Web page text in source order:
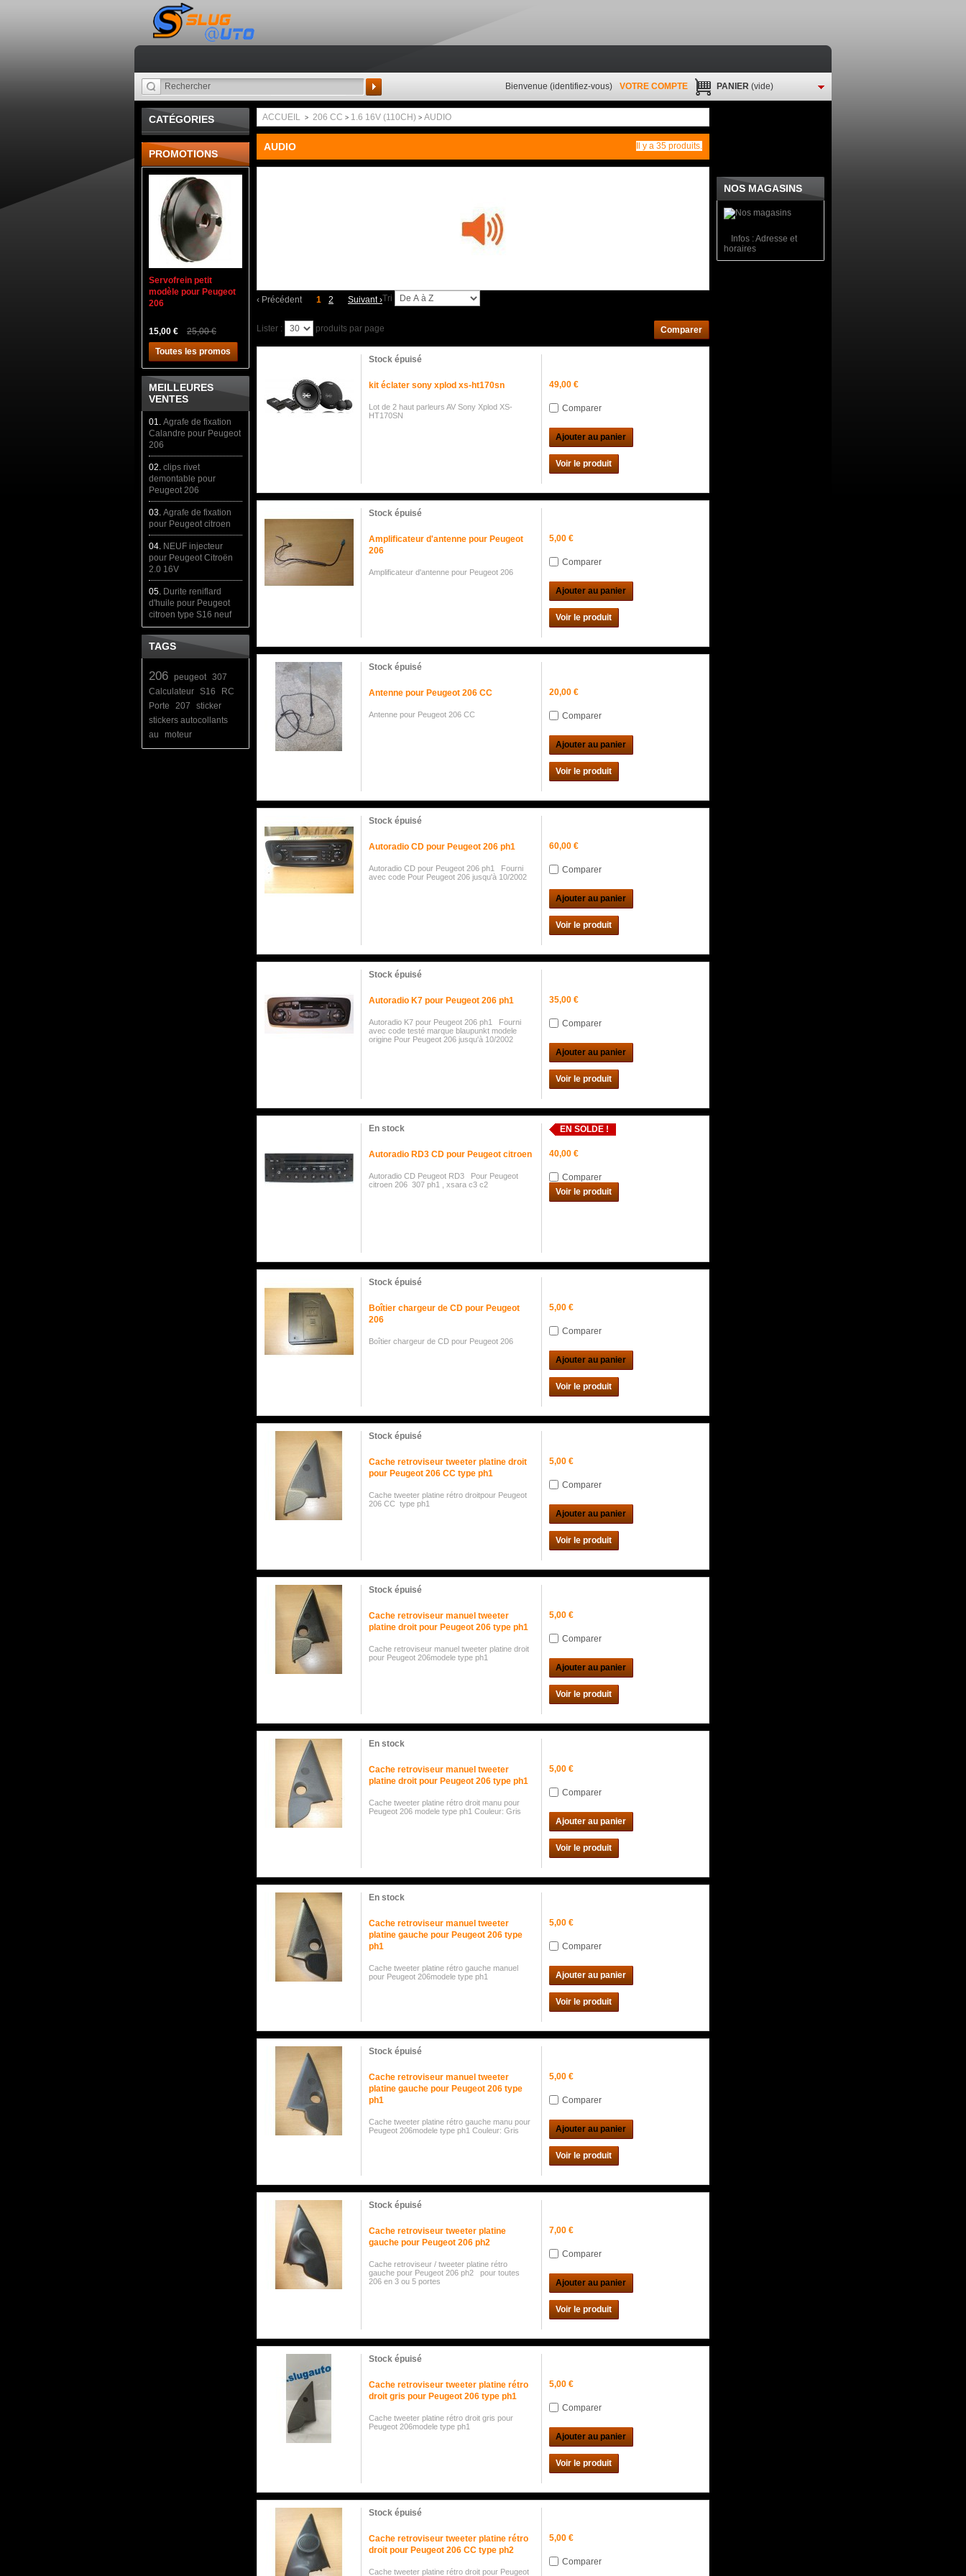
Rechercher
Bienvenue (identifiez-vous) VOTRE COMPTE PANIER (vide)
CATÉGORIES
PROMOTIONS
Servofrein petit
modèle pour Peugeot
206
15,00 €
25,00 €
Toutes les promos
MEILLEURES
VENTES
01. Agrafe de fixation
Calandre pour Peugeot
206
02. clips rivet
demontable pour
Peugeot 206
03. Agrafe de fixation
pour Peugeot citroen
04. NEUF injecteur
pour Peugeot Citroën
2.0 16V
05. Durite reniflard
d'huile pour Peugeot
citroen type S16 neuf
TAGS
206 peugeot 307
Calculateur S16
RC
Porte
207
sticker
stickers autocollants
au
moteur
ACCUEIL > 206 CC > 1.6 16V (110CH) > AUDIO
AUDIO Il y a 35 produits.
‹ Précédent 1 2 Suivant›Tri
Lister : produits par page
Stock épuisé
kit éclater sony xplod xs-ht170sn
Lot de 2 haut parleurs AV Sony Xplod XS-
HT170SN
49,00 €
Comparer
Ajouter au panier
Voir le produit
Stock épuisé
Amplificateur d'antenne pour Peugeot
206
Amplificateur d'antenne pour Peugeot 206
5,00 €
Comparer
Ajouter au panier
Voir le produit
Stock épuisé
Antenne pour Peugeot 206 CC
Antenne pour Peugeot 206 CC
20,00 €
Comparer
Ajouter au panier
Voir le produit
Stock épuisé
Autoradio CD pour Peugeot 206 ph1
Autoradio CD pour Peugeot 206 ph1 Fourni
avec code Pour Peugeot 206 jusqu'à 10/2002
60,00 €
Comparer
Ajouter au panier
Voir le produit
Stock épuisé
Autoradio K7 pour Peugeot 206 ph1
Autoradio K7 pour Peugeot 206 ph1 Fourni
avec code testé marque blaupunkt modele
origine Pour Peugeot 206 jusqu'à 10/2002
35,00 €
Comparer
Ajouter au panier
Voir le produit
En stock
Autoradio RD3 CD pour Peugeot citroen
Autoradio CD Peugeot RD3 Pour Peugeot
citroen 206 307 ph1 , xsara c3 c2
EN SOLDE !
40,00 €
Comparer
Voir le produit
Stock épuisé
Boîtier chargeur de CD pour Peugeot
206
Boîtier chargeur de CD pour Peugeot 206
5,00 €
Comparer
Ajouter au panier
Voir le produit
Stock épuisé
Cache retroviseur tweeter platine droit
pour Peugeot 206 CC type ph1
Cache tweeter platine rétro droitpour Peugeot
206 CC type ph1
5,00 €
Comparer
Ajouter au panier
Voir le produit
Stock épuisé
Cache retroviseur manuel tweeter
platine droit pour Peugeot 206 type ph1
Cache retroviseur manuel tweeter platine droit
pour Peugeot 206modele type ph1
5,00 €
Comparer
Ajouter au panier
Voir le produit
En stock
Cache retroviseur manuel tweeter
platine droit pour Peugeot 206 type ph1
Cache tweeter platine rétro droit manu pour
Peugeot 206 modele type ph1 Couleur: Gris
5,00 €
Comparer
Ajouter au panier
Voir le produit
En stock
Cache retroviseur manuel tweeter
platine gauche pour Peugeot 206 type
ph1
Cache tweeter platine rétro gauche manuel
pour Peugeot 206modele type ph1
5,00 €
Comparer
Ajouter au panier
Voir le produit
Stock épuisé
Cache retroviseur manuel tweeter
platine gauche pour Peugeot 206 type
ph1
Cache tweeter platine rétro gauche manu pour
Peugeot 206modele type ph1 Couleur: Gris
5,00 €
Comparer
Ajouter au panier
Voir le produit
Stock épuisé
Cache retroviseur tweeter platine
gauche pour Peugeot 206 ph2
Cache retroviseur / tweeter platine rétro
gauche pour Peugeot 206 ph2 pour toutes
206 en 3 ou 5 portes
7,00 €
Comparer
Ajouter au panier
Voir le produit
Stock épuisé
Cache retroviseur tweeter platine rétro
droit gris pour Peugeot 206 type ph1
Cache tweeter platine rétro droit gris pour
Peugeot 206modele type ph1
5,00 €
Comparer
Ajouter au panier
Voir le produit
Stock épuisé
Cache retroviseur tweeter platine rétro
droit pour Peugeot 206 CC type ph2
Cache tweeter platine rétro droit pour Peugeot
5,00 €
Comparer
NOS MAGASINS
Infos : Adresse et
horaires